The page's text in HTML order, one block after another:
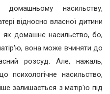
домашньому насильству,
відносно власної дитини
як домашнє насильство, бо,
вона може вчиняти до
розсуд. Але, нажаль,
психологічне насильство,
залишається з матір'ю під